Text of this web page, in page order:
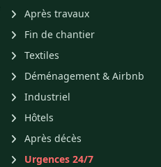
Après travaux
Fin de chantier
Textiles
Déménagement & Airbnb
Industriel
Hôtels
Après décès
Urgences 24/7